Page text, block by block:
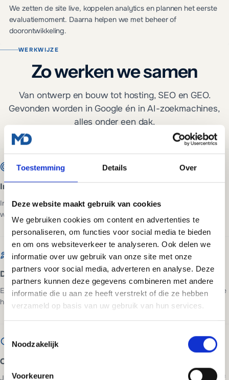
Toestemming Details Over
Deze website maakt gebruik van cookies
We gebruiken cookies om content en advertenties te
personaliseren, om functies voor social media te bieden
en om ons websiteverkeer te analyseren. Ook delen we
informatie over uw gebruik van onze site met onze
partners voor social media, adverteren en analyse. Deze
partners kunnen deze gegevens combineren met andere
informatie die u aan ze heeft verstrekt of die ze hebben
verzameld op basis van uw gebruik van hun services.
Noodzakelijk
Voorkeuren
We zetten de site live, koppelen analytics en plannen het eerste
evaluatiemoment. Daarna helpen we met beheer of
doorontwikkeling.
WERKWIJZE
Zo werken we samen
Van ontwerp en bouw tot hosting, SEO en GEO.
Gevonden worden in Google én in AI-zoekmachines,
alles onder een dak.
Intake en advies
In 20 minuten bespreken we je situatie, voor wie de site bedoeld is en
wat een bezoeker moet doen. Daarna weet je wat het kost.
Design en ontwikkeling
Een eigen ontwerp op basis van jouw huisstijl en doelgroep. Je ziet de
homepage voordat we ook maar iets bouwen.
Oplevering en lancering
Je website gaat live, volledig getest en klaar voor bezoekers. Inclusief